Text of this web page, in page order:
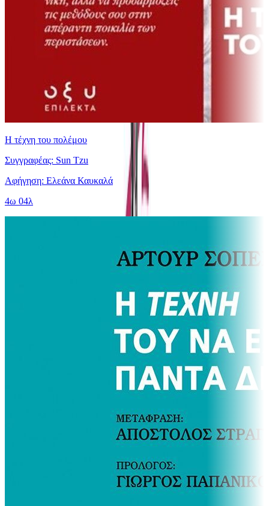
Η τέχνη του πολέμου
Συγγραφέας: Sun Tzu
Αφήγηση: Ελεάνα Καυκαλά
4ω 04λ